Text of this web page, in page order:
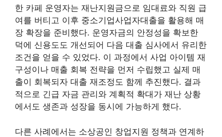
한 카페 운영자는 재난지원금으로 임대료와 직원 급
여를 버티고 이후 중소기업사업자대출을 활용해 매
장 확장을 준비했다. 운영자금의 안정성을 확보한
덕에 신용도도 개선되어 다음 대출 심사에서 유리한
조건을 얻을 수 있었다. 이 과정에서 사업 아이템 재
구성이나 매출 회복 전략을 먼저 수립했고 실제 매
출이 회복되자 대출 재조정도 함께 추진했다. 결과
적으로 긴급 자금 관리와 계획적 확대가 재난 상황
에서도 생존과 성장을 동시에 가능하게 했다.
다른 사례에서는 소상공인 창업지원 정책과 연계하